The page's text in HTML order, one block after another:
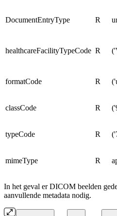
DocumentEntryType R
healthcareFacilityTypeCode R
formatCode R
classCode R
typeCode R
mimeType R
In het geval er DICOM beelden
aanvullende metadata nodig.